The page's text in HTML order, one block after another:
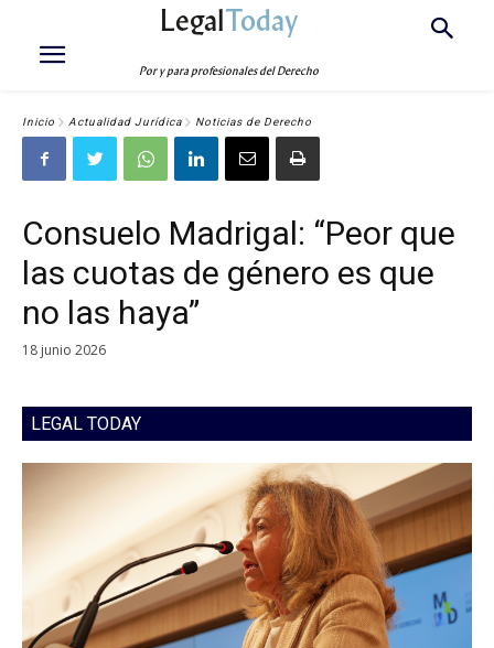
LegalToday
Por y para profesionales del Derecho
Inicio Actualidad Jurídica Noticias de Derecho
Consuelo Madrigal: “Peor que
las cuotas de género es que
no las haya”
18 junio 2026
LEGAL TODAY